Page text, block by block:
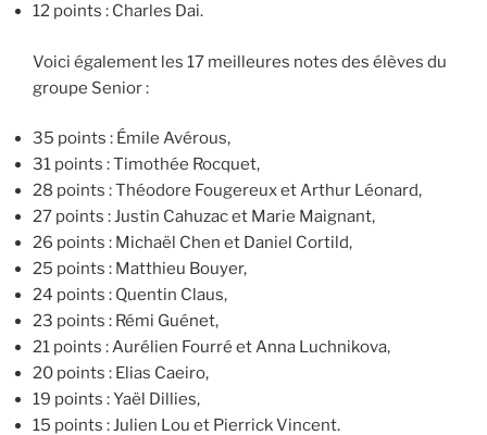
12 points : Charles Dai.
Voici également les 17 meilleures notes des élèves du
groupe Senior :
35 points : Émile Avérous,
31 points : Timothée Rocquet,
28 points : Théodore Fougereux et Arthur Léonard,
27 points : Justin Cahuzac et Marie Maignant,
26 points : Michaël Chen et Daniel Cortild,
25 points : Matthieu Bouyer,
24 points : Quentin Claus,
23 points : Rémi Guénet,
21 points : Aurélien Fourré et Anna Luchnikova,
20 points : Elias Caeiro,
19 points : Yaël Dillies,
15 points : Julien Lou et Pierrick Vincent.